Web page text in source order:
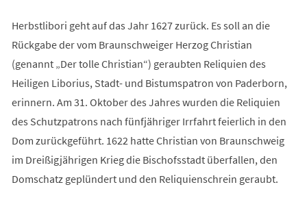
Herbstlibori geht auf das Jahr 1627 zurück. Es soll an die
Rückgabe der vom Braunschweiger Herzog Christian
(genannt „Der tolle Christian“) geraubten Reliquien des
Heiligen Liborius, Stadt- und Bistumspatron von Paderborn,
erinnern. Am 31. Oktober des Jahres wurden die Reliquien
des Schutzpatrons nach fünfjähriger Irrfahrt feierlich in den
Dom zurückgeführt. 1622 hatte Christian von Braunschweig
im Dreißigjährigen Krieg die Bischofsstadt überfallen, den
Domschatz geplündert und den Reliquienschrein geraubt.